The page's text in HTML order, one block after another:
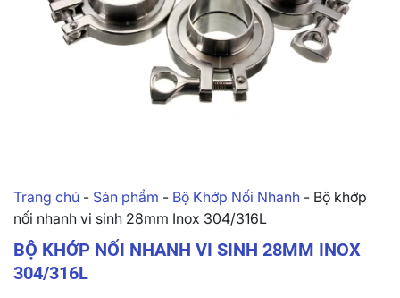
Trang chủ - Sản phẩm - Bộ Khớp Nối Nhanh - Bộ khớp
nối nhanh vi sinh 28mm Inox 304/316L
BỘ KHỚP NỐI NHANH VI SINH 28MM INOX
304/316L